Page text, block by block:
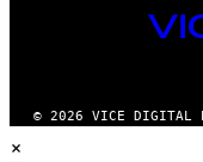
VICE
© 2026 VICE DIGITAL
×